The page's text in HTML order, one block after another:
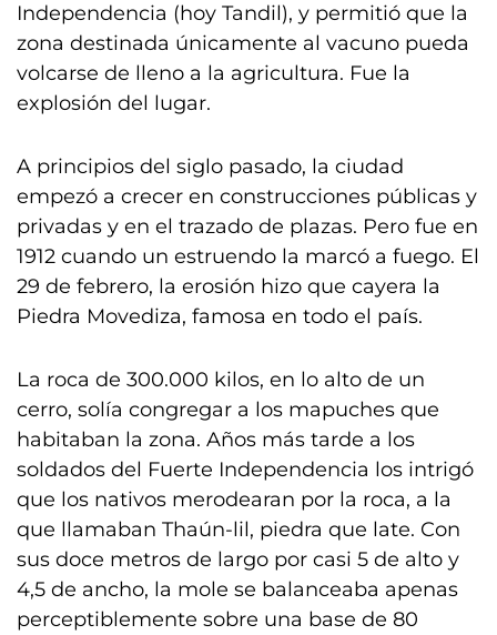
Independencia (hoy Tandil), y permitió que la
zona destinada únicamente al vacuno pueda
volcarse de lleno a la agricultura. Fue la
explosión del lugar.
A principios del siglo pasado, la ciudad
empezó a crecer en construcciones públicas y
privadas y en el trazado de plazas. Pero fue en
1912 cuando un estruendo la marcó a fuego. El
29 de febrero, la erosión hizo que cayera la
Piedra Movediza, famosa en todo el país.
La roca de 300.000 kilos, en lo alto de un
cerro, solía congregar a los mapuches que
habitaban la zona. Años más tarde a los
soldados del Fuerte Independencia los intrigó
que los nativos merodearan por la roca, a la
que llamaban Thaún-lil, piedra que late. Con
sus doce metros de largo por casi 5 de alto y
4,5 de ancho, la mole se balanceaba apenas
perceptiblemente sobre una base de 80